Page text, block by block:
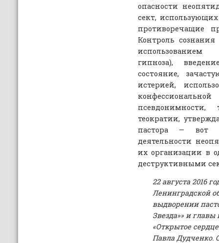
опасности
сект,
противоречащие
Контроль
использованием
гипноза),
состояние,
истерией,
теократии,
пастора — вот
деятельности
их организации в
деструктивными
22 августа 2016
Ленинградской
выдворении
Звезда»» и
«Открытое
Павла Дудченко.